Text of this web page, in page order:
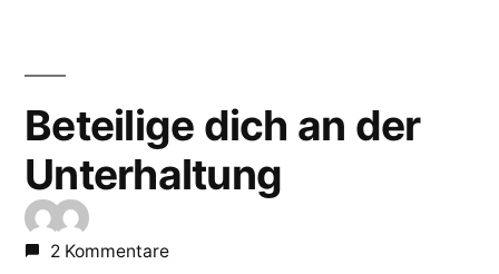
Beteilige dich an der
Unterhaltung
2 Kommentare